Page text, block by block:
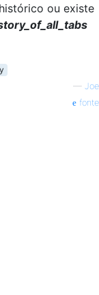
ou existe
— Joe
fonte